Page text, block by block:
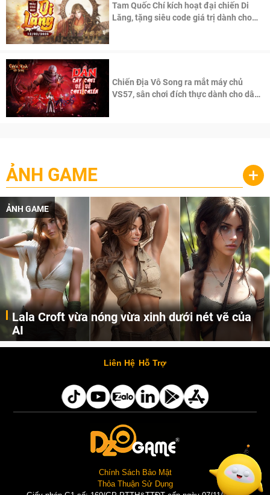
Tam Quốc Chí kích hoạt đại chiến Di
Lăng, tặng siêu code giá trị dành cho
Chiến Địa Vô Song ra mắt máy chủ
VS57, sân chơi đích thực dành cho dân
ẢNH GAME +
ẢNH GAME
Lala Croft vừa nóng vừa xinh dưới nét vẽ của
AI
Cùng đến với những hình ảnh Lala Croft của Tomb Raider dưới nét vẽ của AI. Một cô nàng xinh đẹp, nóng bỏng nhưng cũng rắn rỏi và mạnh mẽ.
Liên Hệ Hỗ Trợ
Chính Sách Bảo Mật
Thỏa Thuận Sử Dụng